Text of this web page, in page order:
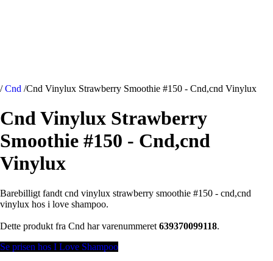
/ Cnd /Cnd Vinylux Strawberry Smoothie #150 - Cnd,cnd Vinylux
Cnd Vinylux Strawberry
Smoothie #150 - Cnd,cnd
Vinylux
Barebilligt fandt cnd vinylux strawberry smoothie #150 - cnd,cnd
vinylux hos i love shampoo.
Dette produkt fra Cnd har varenummeret 639370099118.
Se prisen hos I Love Shampoo